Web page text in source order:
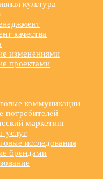
культура
качества
изменениями
проектами
коммуникации
потребителей
маркетинг
услуг
исследования
брендами